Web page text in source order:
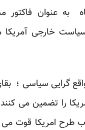
به عنوان فاکتور
خارجی آمریکا
گرایی سیاسی ؛
را تضمین می
طرح امریکا قوت